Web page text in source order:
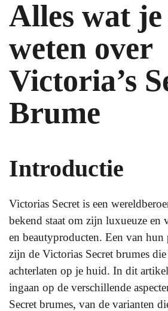
Alles wat
weten over
Victoria’s
Brume
Introductie
Victorias Secret is een
bekend staat om zijn luxueuze en
en beautyproducten. Een van
zijn de Victorias Secret brumes
achterlaten op je huid. In dit
ingaan op de verschillende
Secret brumes, van de varianten